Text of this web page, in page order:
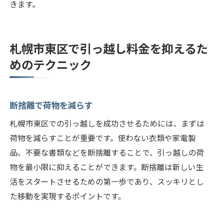
きます。
札幌市東区で引っ越し料金を抑えるた
めのテクニック
断捨離で荷物を減らす
札幌市東区での引っ越しを成功させるためには、まずは
荷物を減らすことが重要です。使わない衣類や家電製
品、不要な書類などを断捨離することで、引っ越しの荷
物を最小限に抑えることができます。断捨離は新しい生
活をスタートさせるための第一歩であり、スッキリとし
た移動を実現するポイントです。